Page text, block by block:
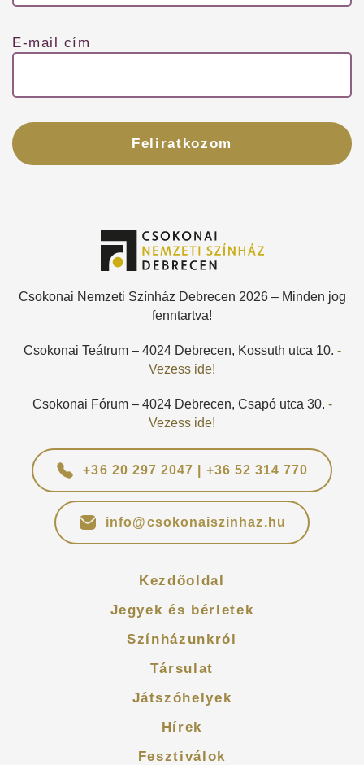
E-mail cím
Feliratkozom
Csokonai Nemzeti Színház Debrecen 2026 – Minden jog
fenntartva!
Csokonai Teátrum – 4024 Debrecen, Kossuth utca 10. -
Vezess ide!
Csokonai Fórum – 4024 Debrecen, Csapó utca 30. -
Vezess ide!
+36 20 297 2047 | +36 52 314 770
info@csokonaiszinhaz.hu
Kezdőoldal
Jegyek és bérletek
Színházunkról
Társulat
Játszóhelyek
Hírek
Fesztiválok